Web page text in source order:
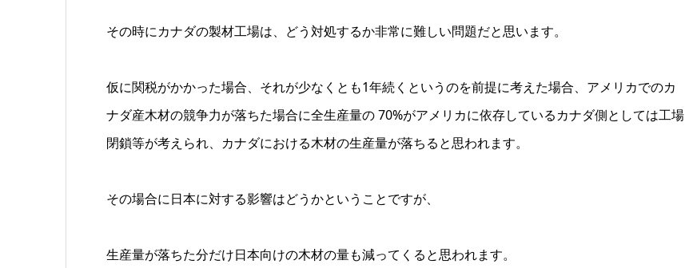
その時にカナダの製材工場は、どう対処するか非常に難しい問題だと思います。
仮に関税がかかった場合、それが少なくとも1年続くというのを前提に考えた場合、アメリカでのカ
ナダ産木材の競争力が落ちた場合に全生産量の 70%がアメリカに依存しているカナダ側としては工場
閉鎖等が考えられ、カナダにおける木材の生産量が落ちると思われます。
その場合に日本に対する影響はどうかということですが、
生産量が落ちた分だけ日本向けの木材の量も減ってくると思われます。